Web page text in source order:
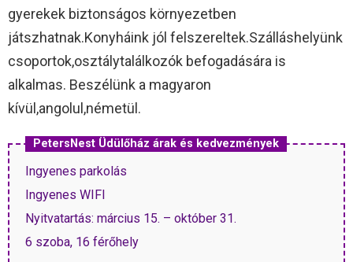
gyerekek biztonságos környezetben
játszhatnak.Konyháink jól felszereltek.Szálláshelyünk
csoportok,osztálytalálkozók befogadására is
alkalmas. Beszélünk a magyaron
kívül,angolul,németül.
PetersNest Üdülőház árak és kedvezmények
Ingyenes parkolás
Ingyenes WIFI
Nyitvatartás: március 15. – október 31.
6 szoba, 16 férőhely